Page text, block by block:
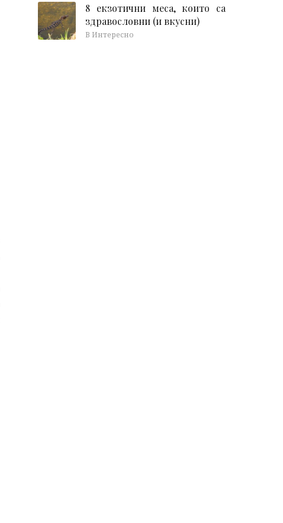
8 екзотични меса, които са
здравословни (и вкусни)
В Интересно